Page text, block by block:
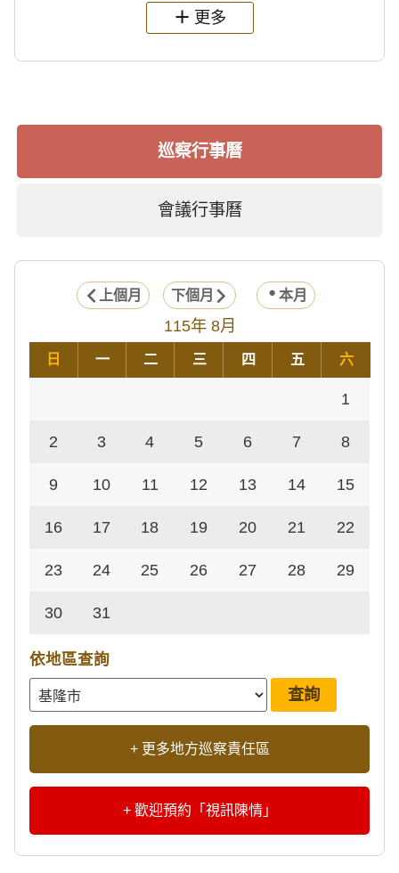
過世後，總統府於89年間函請其家屬
繼續留住
更多
巡察行事曆
會議行事曆
上個月 下個月 本月
115年 8月
日 一 二 三 四 五 六
1
2 3 4 5 6 7 8
9 10 11 12 13 14 15
16 17 18 19 20 21 22
23 24 25 26 27 28 29
30 31
依地區查詢
+ 更多地方巡察責任區
+ 歡迎預約「視訊陳情」